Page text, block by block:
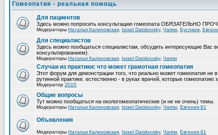
Гомеопатия - реальная помощь
Для пациентов
Здесь можно попросить консультацию гомеопата ОБЯЗАТЕЛЬНО
Модераторы Наталья Калиновская Israel Datskovsky, Чаппи Буслаев
Для специалистов
Здесь можно пообщаться специалистам, обсудить интересующие Вас
консультированием).
Модераторы Наталья Калиновская Israel Datskovsky, Чаппи
Случаи из практики: что может грамотная гомеопатия
Этот форум для демонстрации того, что реально может гомеопатия не
рутинной практике. естественно - в руках врачей, которые гомеопатию
Модератор 2015
Общие вопросы
Тут можно пообщаться на окологомеопатические (и не не очень) темы.
Модераторы Наталья Калиновская Israel Datskovsky, Чаппи Евгения 81
Объявления
Модераторы Наталья Калиновская Israel Datskovsky, Чаппи Евгения 81